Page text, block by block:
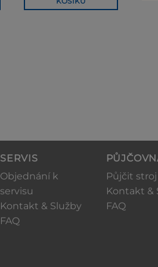
SERVIS
Objednání k
servisu
Kontakt & Služby
FAQ
Půjčit stroj
Kontakt &
FAQ